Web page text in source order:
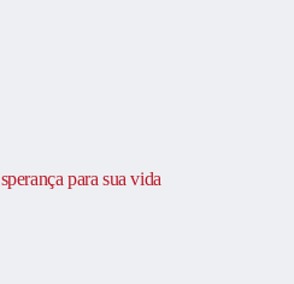
para sua vida